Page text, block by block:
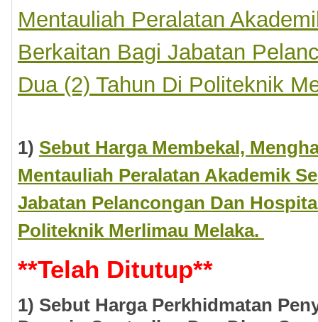
Mentauliah Peralatan
Berkaitan Bagi Jabatan
Dua (2) Tahun Di Politeknik
1) Sebut Harga Membekal,
Mentauliah Peralatan Akademik
Jabatan Pelancongan Dan
Politeknik Merlimau Melaka.
**Telah Ditutup**
1) Sebut Harga Perkhidmatan